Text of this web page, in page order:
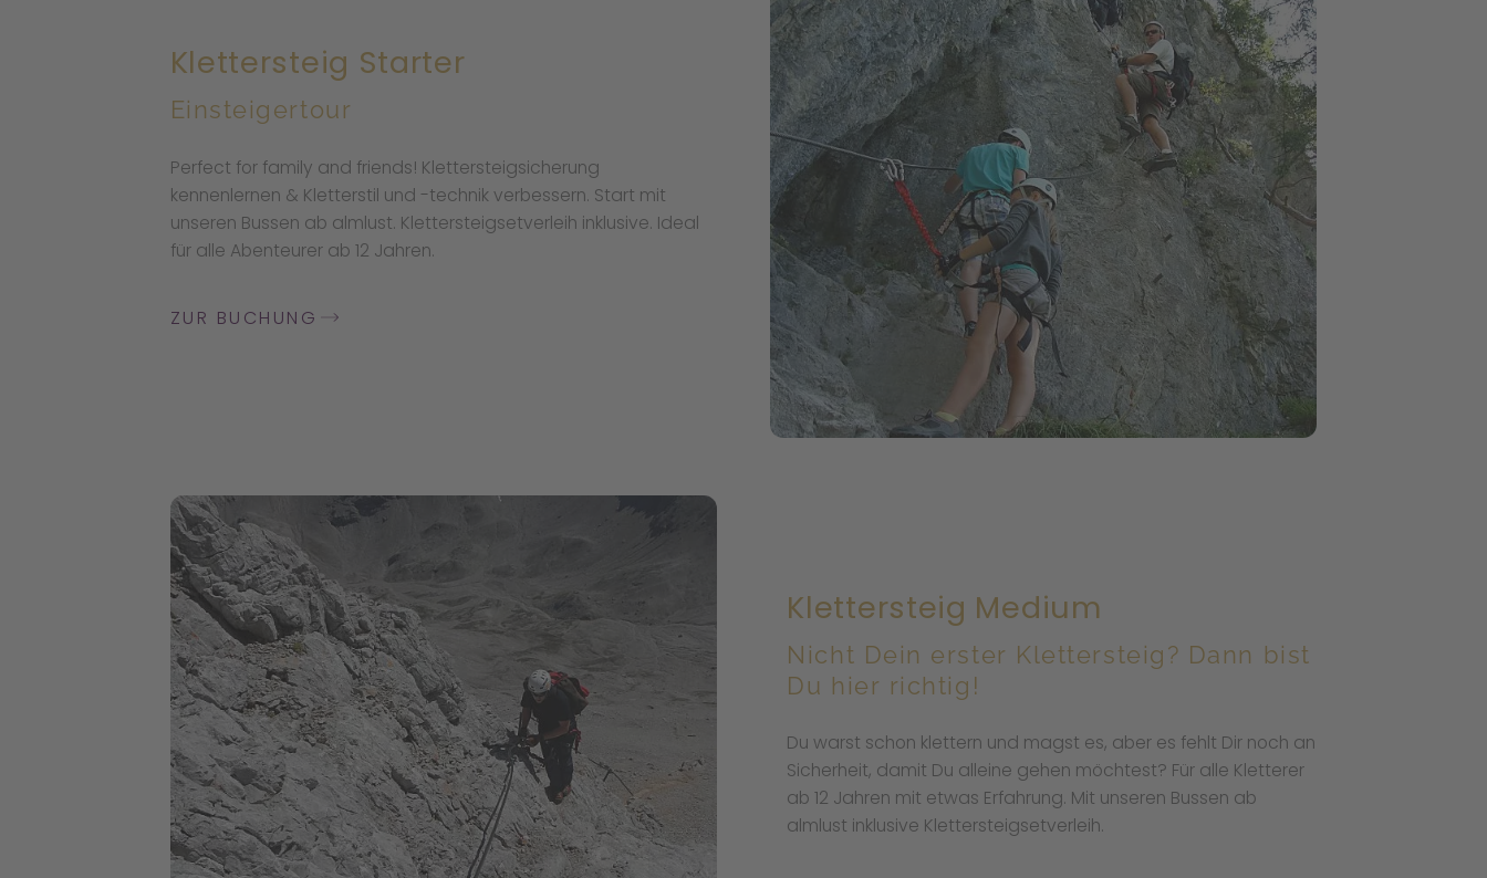
Klettersteig Starter
Einsteigertour
Perfect for family and friends! Klettersteigsicherung
kennenlernen & Kletterstil und -technik verbessern. Start mit
unseren Bussen ab almlust. Klettersteigsetverleih inklusive. Ideal
für alle Abenteurer ab 12 Jahren.
ZUR BUCHUNG
Klettersteig Medium
Nicht Dein erster Klettersteig? Dann bist
Du hier richtig!
Du warst schon klettern und magst es, aber es fehlt Dir noch an
Sicherheit, damit Du alleine gehen möchtest? Für alle Kletterer
ab 12 Jahren mit etwas Erfahrung. Mit unseren Bussen ab
almlust inklusive Klettersteigsetverleih.